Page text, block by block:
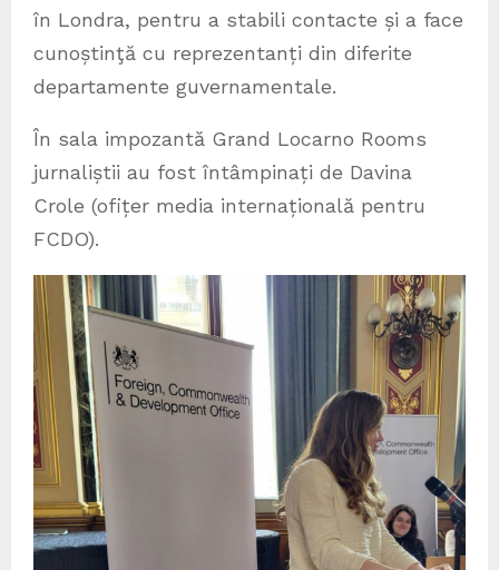
în Londra, pentru a stabili contacte și a face
cunoștinţă cu reprezentanți din diferite
departamente guvernamentale.
În sala impozantă Grand Locarno Rooms
jurnaliștii au fost întâmpinați de Davina
Crole (ofițer media internațională pentru
FCDO).